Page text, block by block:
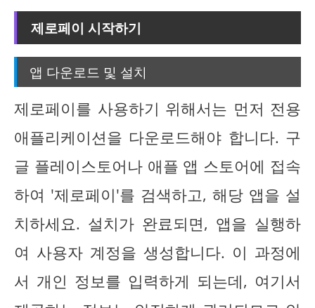
제로페이 시작하기
앱 다운로드 및 설치
제로페이를 사용하기 위해서는 먼저 전용
애플리케이션을 다운로드해야 합니다. 구
글 플레이스토어나 애플 앱 스토어에 접속
하여 '제로페이'를 검색하고, 해당 앱을 설
치하세요. 설치가 완료되면, 앱을 실행하
여 사용자 계정을 생성합니다. 이 과정에
서 개인 정보를 입력하게 되는데, 여기서